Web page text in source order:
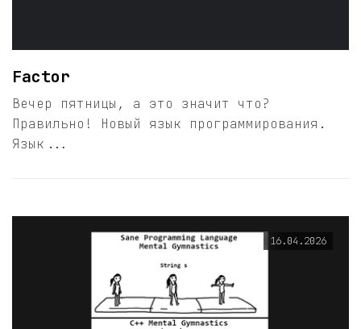
Factor
Вечер пятницы, а это значит что?
Правильно! Новый язык программирования.
Язык...
16.04.2026